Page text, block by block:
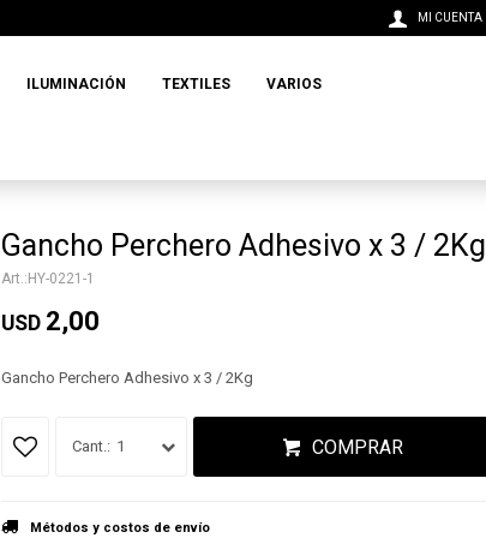
ILUMINACIÓN TEXTILES VARIOS
Gancho Perchero Adhesivo x 3 / 2Kg
HY-0221-1
USD 2,00
Gancho Perchero Adhesivo x 3 / 2Kg
1 COMPRAR
Métodos y costos de envío